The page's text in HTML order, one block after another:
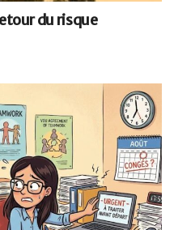
du risque